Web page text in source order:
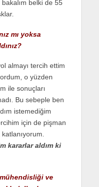
belki de 55
mı yoksa
almayı tercih ettim
o yüzden
ile sonuçları
Bu sebeple ben
istemediğim
için de pişman
kararlar aldım ki
ve